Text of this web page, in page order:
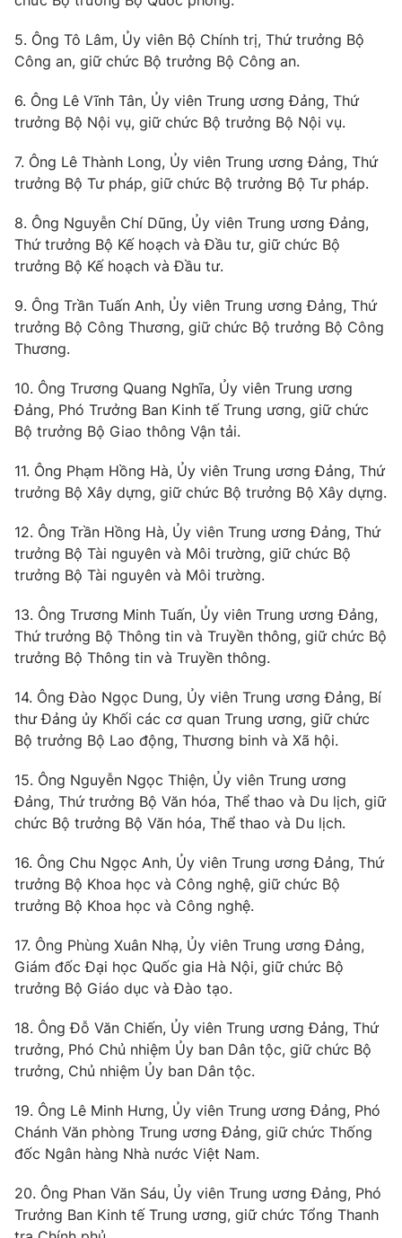
Emagazine Podcast
Photo Infographic
Video Shorts video
VTV Money VTV Thể thao
VTV Sức khoẻ Bất động sản
Thị trường 24h Tấm lòng Việt
VTV4 Vươn mình bằng AI
Liên hệ tòa soạn English
Theo dõi báo trên
Cơ quan chủ quản:Đài Truyền hình Việt Nam
Cơ quan báo chí:
Thời báo VTV
cấp ngày 29/12/2023
Tổng Biên tập: Vũ Thanh Thủy
Phó Tổng Biên tập:Nguyễn Thị Mỹ Hạnh, Phạm Quốc Thắng,
Tổng đài VTV:024.38 355 931 - 024.38 355 932
Ðiện thoại Thời báo VTV:
024.66 897 897
toasoan@vtv.vn
Liên hệ quảng cáo:024-7300.7108
® Cấm sao chép dưới mọi hình thức nếu không có sự chấp
thuận bằng văn bản. Ghi rõ nguồn VTV.vn khi phát hành lại
thông tin từ website này.
5. Ông Tô Lâm, Ủy viên Bộ Chính trị, Thứ trưởng Bộ
Công an, giữ chức Bộ trưởng Bộ Công an.
6. Ông Lê Vĩnh Tân, Ủy viên Trung ương Đảng, Thứ
trưởng Bộ Nội vụ, giữ chức Bộ trưởng Bộ Nội vụ.
7. Ông Lê Thành Long, Ủy viên Trung ương Đảng, Thứ
trưởng Bộ Tư pháp, giữ chức Bộ trưởng Bộ Tư pháp.
8. Ông Nguyễn Chí Dũng, Ủy viên Trung ương Đảng,
Thứ trưởng Bộ Kế hoạch và Đầu tư, giữ chức Bộ
trưởng Bộ Kế hoạch và Đầu tư.
9. Ông Trần Tuấn Anh, Ủy viên Trung ương Đảng, Thứ
trưởng Bộ Công Thương, giữ chức Bộ trưởng Bộ Công
Thương.
10. Ông Trương Quang Nghĩa, Ủy viên Trung ương
Đảng, Phó Trưởng Ban Kinh tế Trung ương, giữ chức
Bộ trưởng Bộ Giao thông Vận tải.
11. Ông Phạm Hồng Hà, Ủy viên Trung ương Đảng, Thứ
trưởng Bộ Xây dựng, giữ chức Bộ trưởng Bộ Xây dựng.
12. Ông Trần Hồng Hà, Ủy viên Trung ương Đảng, Thứ
trưởng Bộ Tài nguyên và Môi trường, giữ chức Bộ
trưởng Bộ Tài nguyên và Môi trường.
13. Ông Trương Minh Tuấn, Ủy viên Trung ương Đảng,
Thứ trưởng Bộ Thông tin và Truyền thông, giữ chức Bộ
trưởng Bộ Thông tin và Truyền thông.
14. Ông Đào Ngọc Dung, Ủy viên Trung ương Đảng, Bí
thư Đảng ủy Khối các cơ quan Trung ương, giữ chức
Bộ trưởng Bộ Lao động, Thương binh và Xã hội.
15. Ông Nguyễn Ngọc Thiện, Ủy viên Trung ương
Đảng, Thứ trưởng Bộ Văn hóa, Thể thao và Du lịch, giữ
chức Bộ trưởng Bộ Văn hóa, Thể thao và Du lịch.
16. Ông Chu Ngọc Anh, Ủy viên Trung ương Đảng, Thứ
trưởng Bộ Khoa học và Công nghệ, giữ chức Bộ
trưởng Bộ Khoa học và Công nghệ.
17. Ông Phùng Xuân Nhạ, Ủy viên Trung ương Đảng,
Giám đốc Đại học Quốc gia Hà Nội, giữ chức Bộ
trưởng Bộ Giáo dục và Đào tạo.
18. Ông Đỗ Văn Chiến, Ủy viên Trung ương Đảng, Thứ
trưởng, Phó Chủ nhiệm Ủy ban Dân tộc, giữ chức Bộ
trưởng, Chủ nhiệm Ủy ban Dân tộc.
19. Ông Lê Minh Hưng, Ủy viên Trung ương Đảng, Phó
Chánh Văn phòng Trung ương Đảng, giữ chức Thống
đốc Ngân hàng Nhà nước Việt Nam.
20. Ông Phan Văn Sáu, Ủy viên Trung ương Đảng, Phó
Trưởng Ban Kinh tế Trung ương, giữ chức Tổng Thanh